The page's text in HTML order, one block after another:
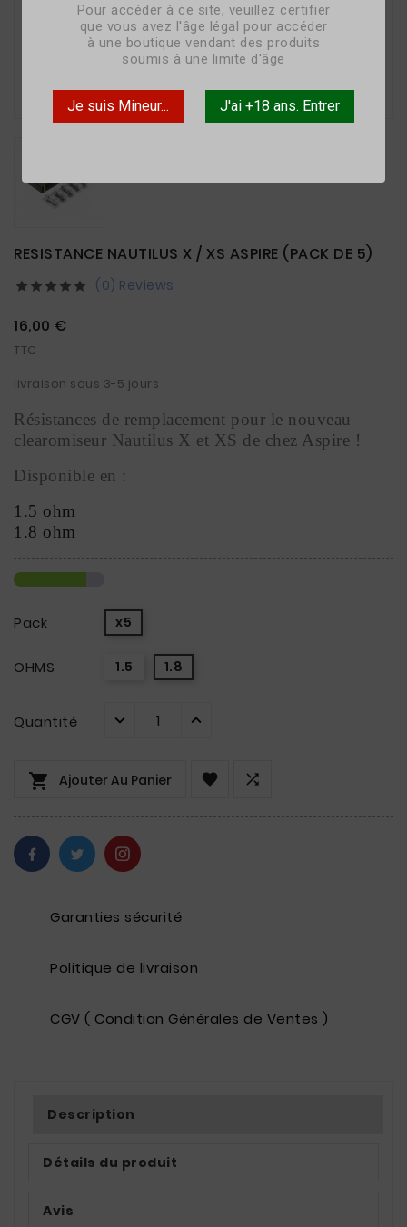
Pour accéder à ce site, veuillez certifier
que vous avez l'âge légal pour accéder
à une boutique vendant des produits
soumis à une limite d'âge
Je suis Mineur... J'ai +18 ans. Entrer

RESISTANCE NAUTILUS X / XS ASPIRE (PACK DE 5)
     (0) Reviews
16,00 €
TTC
livraison sous 3-5 jours
Résistances de remplacement pour le nouveau
clearomiseur Nautilus X et XS de chez Aspire !
Disponible en :
1.5 ohm
1.8 ohm
Pack x5
OHMS 1.5 1.8
Quantité
 Ajouter Au Panier  
Garanties sécurité
Politique de livraison
CGV ( Condition Générales de Ventes )
Description
Détails du produit
Avis